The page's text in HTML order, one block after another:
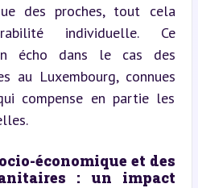
des proches, tout cela
individuelle. Ce
écho dans le cas des
au Luxembourg, connues
compense en partie les
économique et des
: un impact